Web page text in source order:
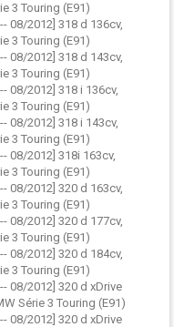
3 Touring (E91)
08/2012] 318 d 136cv,
3 Touring (E91)
08/2012] 318 d 143cv,
3 Touring (E91)
08/2012] 318 i 136cv,
3 Touring (E91)
08/2012] 318 i 143cv,
3 Touring (E91)
08/2012] 318i 163cv,
3 Touring (E91)
08/2012] 320 d 163cv,
3 Touring (E91)
08/2012] 320 d 177cv,
3 Touring (E91)
08/2012] 320 d 184cv,
3 Touring (E91)
08/2012] 320 d xDrive
Série 3 Touring (E91)
08/2012] 320 d xDrive